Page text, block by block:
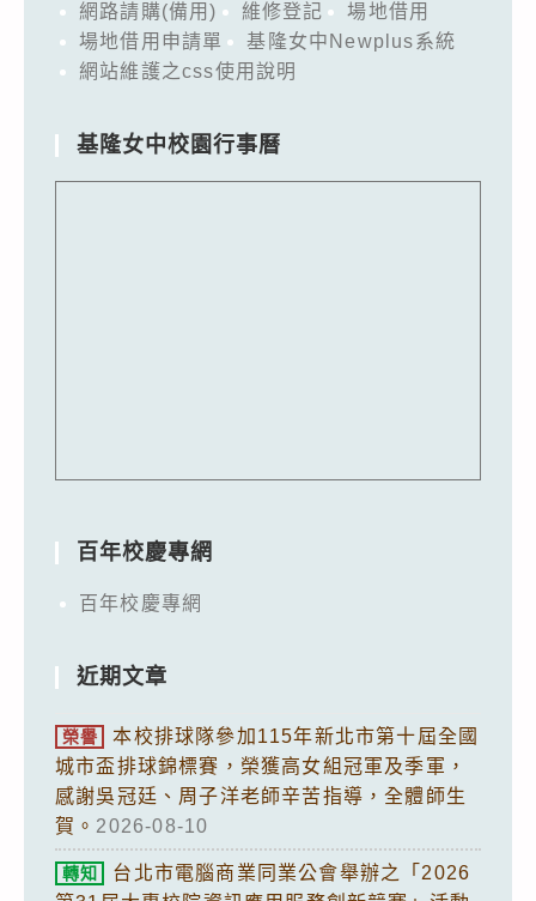
網路請購(備用)
維修登記
場地借用
場地借用申請單
基隆女中Newplus系統
網站維護之css使用說明
基隆女中校園行事曆
百年校慶專網
百年校慶專網
近期文章
榮譽
本校排球隊參加115年新北市第十屆全國
城市盃排球錦標賽，榮獲高女組冠軍及季軍，
感謝吳冠廷、周子洋老師辛苦指導，全體師生
賀。 2026-08-10
轉知
台北市電腦商業同業公會舉辦之「2026